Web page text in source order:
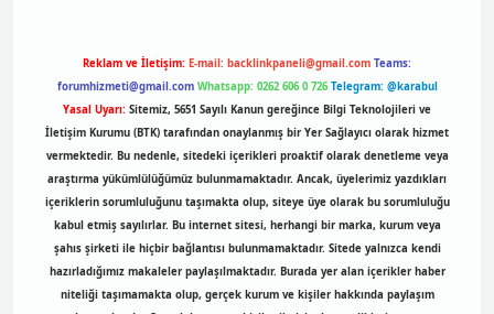
Reklam ve İletişim: E-mail: backlinkpaneli@gmail.com Teams:
forumhizmeti@gmail.com Whatsapp: 0262 606 0 726 Telegram: @karabul
Yasal Uyarı: Sitemiz, 5651 Sayılı Kanun gereğince Bilgi Teknolojileri ve
İletişim Kurumu (BTK) tarafından onaylanmış bir Yer Sağlayıcı olarak hizmet
vermektedir. Bu nedenle, sitedeki içerikleri proaktif olarak denetleme veya
araştırma yükümlülüğümüz bulunmamaktadır. Ancak, üyelerimiz yazdıkları
içeriklerin sorumluluğunu taşımakta olup, siteye üye olarak bu sorumluluğu
kabul etmiş sayılırlar. Bu internet sitesi, herhangi bir marka, kurum veya
şahıs şirketi ile hiçbir bağlantısı bulunmamaktadır. Sitede yalnızca kendi
hazırladığımız makaleler paylaşılmaktadır. Burada yer alan içerikler haber
niteliği taşımamakta olup, gerçek kurum ve kişiler hakkında paylaşım